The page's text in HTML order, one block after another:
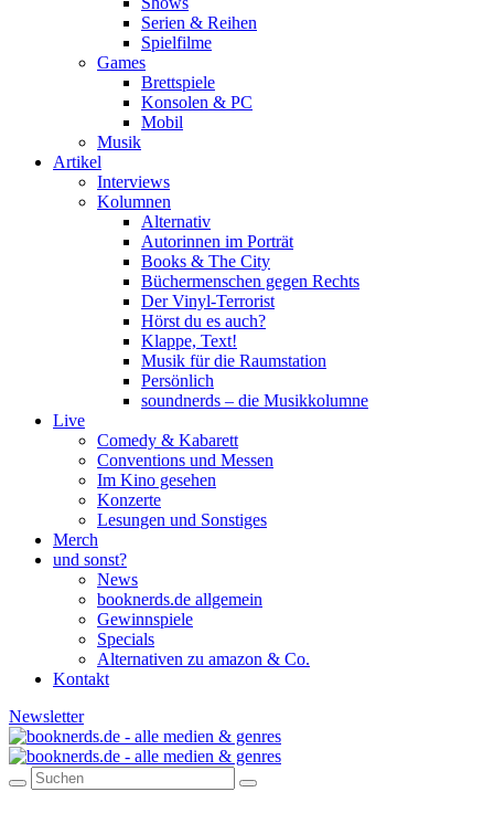
Serien & Reihen
Spielfilme
Games
Brettspiele
Konsolen & PC
Mobil
Musik
Artikel
Interviews
Kolumnen
Alternativ
Autorinnen im Porträt
Books & The City
Büchermenschen gegen Rechts
Der Vinyl-Terrorist
Hörst du es auch?
Klappe, Text!
Musik für die Raumstation
Persönlich
soundnerds – die Musikkolumne
Live
Comedy & Kabarett
Conventions und Messen
Im Kino gesehen
Konzerte
Lesungen und Sonstiges
Merch
und sonst?
News
booknerds.de allgemein
Gewinnspiele
Specials
Alternativen zu amazon & Co.
Kontakt
Newsletter